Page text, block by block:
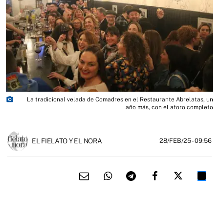
photo_camera
La tradicional velada de Comadres en el Restaurante Abrelatas, un
año más, con el aforo completo
EL FIELATO Y EL NORA 28/FEB/25- 09:56